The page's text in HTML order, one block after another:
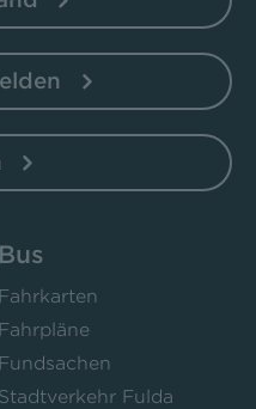
Bus
Fahrkarten
Fahrpläne
Fundsachen
Stadtverkehr Fulda